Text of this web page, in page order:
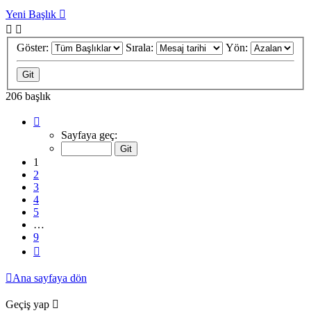
Yeni Başlık
Göster: Sırala: Yön:
206 başlık
sayfa
(Toplam
Sayfaya geç:
1
2
3
4
5
…
9
Ana sayfaya dön
Geçiş yap